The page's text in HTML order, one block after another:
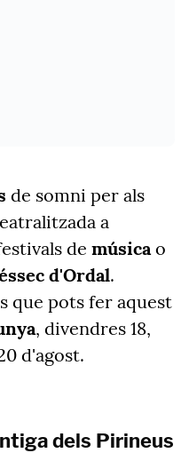
de somni per als
a
de músicao
d'Ordal.
que pots fer aquest
, divendres 18,
d'agost.
dels Pirineus